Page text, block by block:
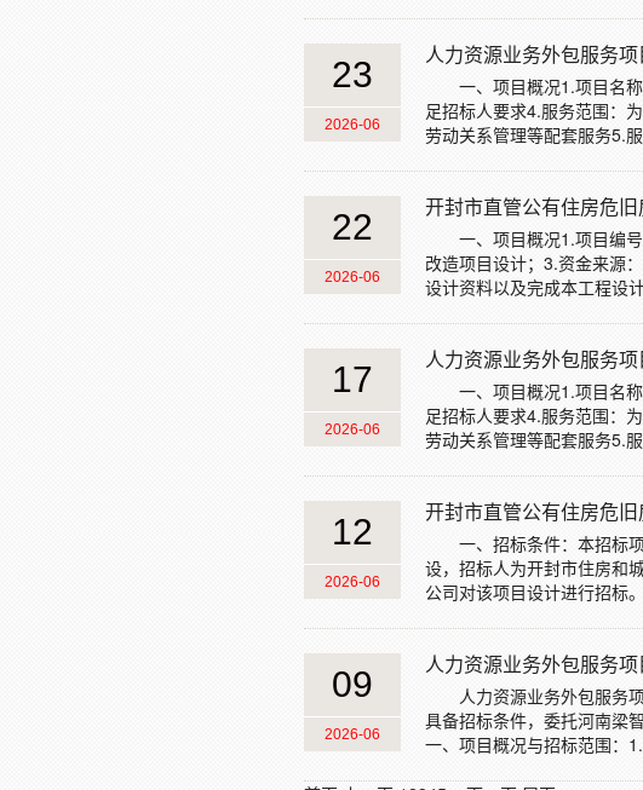
23
2026-06
人力资源业务外包服务
一、项目概况1.项目名
足招标人要求4.服务范围：
劳动关系管理等配套服务5.
22
2026-06
开封市直管公有住房危旧
一、项目概况1.项目编
改造项目设计；3.资金来源
设计资料以及完成本工程设
17
2026-06
人力资源业务外包服务
一、项目概况1.项目名
足招标人要求4.服务范围：
劳动关系管理等配套服务5.
12
2026-06
开封市直管公有住房危旧
一、招标条件：本招标
设，招标人为开封市住房和
公司对该项目设计进行招标
09
2026-06
人力资源业务外包服务
人力资源业务外包服务
具备招标条件，委托河南梁
一、项目概况与招标范围：